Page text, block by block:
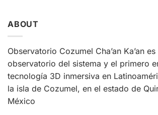
ABOUT
Observatorio Cozumel Cha’an Ka’an
observatorio del sistema y el primero
tecnología 3D inmersiva en
la isla de Cozumel, en el estado de
México